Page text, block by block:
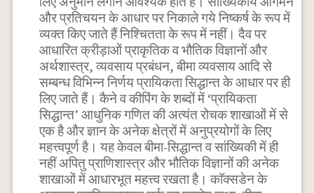
और प्रतिचयन के आधार पर निकाले गये निष्कर्ष के रूप में
व्यक्त किए जाते हैं निश्चितता के रूप में नहीं। दैव पर
आधारित क्रीड़ाओं प्राकृतिक व भौतिक विज्ञानों और
अर्थशास्त्र, व्यवसाय प्रबंधन, बीमा व्यवसाय आदि से
सम्बन्ध विभिन्न निर्णय प्रायिकता सिद्धान्त के आधार पर ही
लिए जाते हैं। कैने व कीपिंग के शब्दों में ‘प्रायिकता
सिद्धान्त’ आधुनिक गणित की अत्यंत रोचक शाखाओं में से
एक है और ज्ञान के अनेक क्षेत्रों में अनुप्रयोगों के लिए
महत्त्वपूर्ण है। यह केवल बीमा-सिद्धान्त व सांख्यिकी में ही
नहीं अपितु प्राणिशास्त्र और भौतिक विज्ञानों की अनेक
शाखाओं में आधारभूत महत्त्व रखता है। काॅक्सडेन के